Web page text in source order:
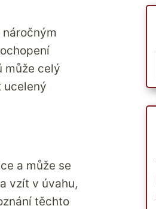
může celý
ucelený
a může se
vzít v úvahu,
těchto